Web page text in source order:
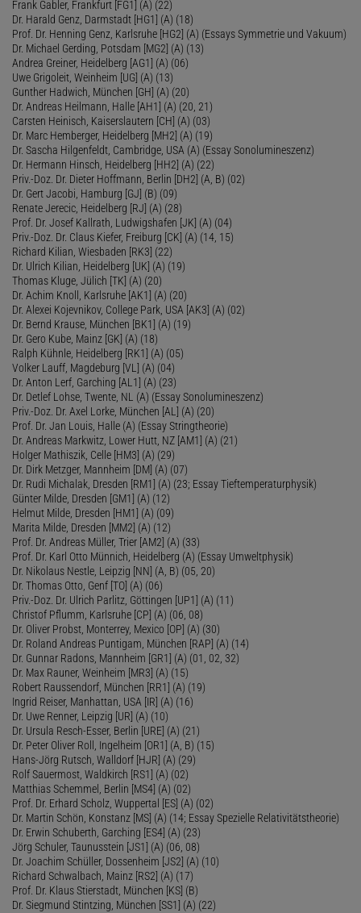
Frank Gabler, Frankfurt [FG1] (A) (22)
Dr. Harald Genz, Darmstadt [HG1] (A) (18)
Prof. Dr. Henning Genz, Karlsruhe [HG2] (A) (Essays Symmetrie und Vakuum)
Dr. Michael Gerding, Potsdam [MG2] (A) (13)
Andrea Greiner, Heidelberg [AG1] (A) (06)
Uwe Grigoleit, Weinheim [UG] (A) (13)
Gunther Hadwich, München [GH] (A) (20)
Dr. Andreas Heilmann, Halle [AH1] (A) (20, 21)
Carsten Heinisch, Kaiserslautern [CH] (A) (03)
Dr. Marc Hemberger, Heidelberg [MH2] (A) (19)
Dr. Sascha Hilgenfeldt, Cambridge, USA (A) (Essay Sonolumineszenz)
Dr. Hermann Hinsch, Heidelberg [HH2] (A) (22)
Priv.-Doz. Dr. Dieter Hoffmann, Berlin [DH2] (A, B) (02)
Dr. Gert Jacobi, Hamburg [GJ] (B) (09)
Renate Jerecic, Heidelberg [RJ] (A) (28)
Prof. Dr. Josef Kallrath, Ludwigshafen [JK] (A) (04)
Priv.-Doz. Dr. Claus Kiefer, Freiburg [CK] (A) (14, 15)
Richard Kilian, Wiesbaden [RK3] (22)
Dr. Ulrich Kilian, Heidelberg [UK] (A) (19)
Thomas Kluge, Jülich [TK] (A) (20)
Dr. Achim Knoll, Karlsruhe [AK1] (A) (20)
Dr. Alexei Kojevnikov, College Park, USA [AK3] (A) (02)
Dr. Bernd Krause, München [BK1] (A) (19)
Dr. Gero Kube, Mainz [GK] (A) (18)
Ralph Kühnle, Heidelberg [RK1] (A) (05)
Volker Lauff, Magdeburg [VL] (A) (04)
Dr. Anton Lerf, Garching [AL1] (A) (23)
Dr. Detlef Lohse, Twente, NL (A) (Essay Sonolumineszenz)
Priv.-Doz. Dr. Axel Lorke, München [AL] (A) (20)
Prof. Dr. Jan Louis, Halle (A) (Essay Stringtheorie)
Dr. Andreas Markwitz, Lower Hutt, NZ [AM1] (A) (21)
Holger Mathiszik, Celle [HM3] (A) (29)
Dr. Dirk Metzger, Mannheim [DM] (A) (07)
Dr. Rudi Michalak, Dresden [RM1] (A) (23; Essay Tieftemperaturphysik)
Günter Milde, Dresden [GM1] (A) (12)
Helmut Milde, Dresden [HM1] (A) (09)
Marita Milde, Dresden [MM2] (A) (12)
Prof. Dr. Andreas Müller, Trier [AM2] (A) (33)
Prof. Dr. Karl Otto Münnich, Heidelberg (A) (Essay Umweltphysik)
Dr. Nikolaus Nestle, Leipzig [NN] (A, B) (05, 20)
Dr. Thomas Otto, Genf [TO] (A) (06)
Priv.-Doz. Dr. Ulrich Parlitz, Göttingen [UP1] (A) (11)
Christof Pflumm, Karlsruhe [CP] (A) (06, 08)
Dr. Oliver Probst, Monterrey, Mexico [OP] (A) (30)
Dr. Roland Andreas Puntigam, München [RAP] (A) (14)
Dr. Gunnar Radons, Mannheim [GR1] (A) (01, 02, 32)
Dr. Max Rauner, Weinheim [MR3] (A) (15)
Robert Raussendorf, München [RR1] (A) (19)
Ingrid Reiser, Manhattan, USA [IR] (A) (16)
Dr. Uwe Renner, Leipzig [UR] (A) (10)
Dr. Ursula Resch-Esser, Berlin [URE] (A) (21)
Dr. Peter Oliver Roll, Ingelheim [OR1] (A, B) (15)
Hans-Jörg Rutsch, Walldorf [HJR] (A) (29)
Rolf Sauermost, Waldkirch [RS1] (A) (02)
Matthias Schemmel, Berlin [MS4] (A) (02)
Prof. Dr. Erhard Scholz, Wuppertal [ES] (A) (02)
Dr. Martin Schön, Konstanz [MS] (A) (14; Essay Spezielle Relativitätstheorie)
Dr. Erwin Schuberth, Garching [ES4] (A) (23)
Jörg Schuler, Taunusstein [JS1] (A) (06, 08)
Dr. Joachim Schüller, Dossenheim [JS2] (A) (10)
Richard Schwalbach, Mainz [RS2] (A) (17)
Prof. Dr. Klaus Stierstadt, München [KS] (B)
Dr. Siegmund Stintzing, München [SS1] (A) (22)